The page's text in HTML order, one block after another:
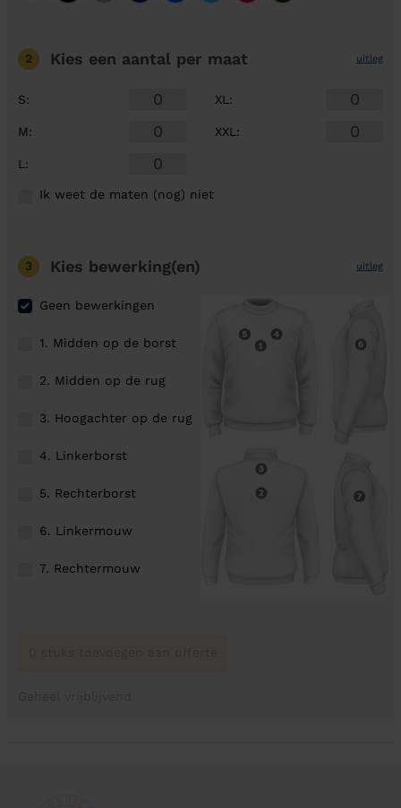
2 Kies een aantal per maat uitleg
S:
M:
L :
XL :
XXL :
Ik weet de maten (nog) niet
3 Kies bewerking(en) uitleg
Geen bewerkingen
1. Midden op de borst
2. Midden op de rug
3. Hoogachter op de rug
4. Linkerborst
5. Rechterborst
6. Linkermouw
7. Rechtermouw